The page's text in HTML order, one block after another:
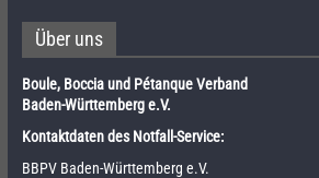
Über uns
Boule, Boccia und Pétanque Verband
Baden-Württemberg e.V.
Kontaktdaten des Notfall-Service:
BBPV Baden-Württemberg e.V.